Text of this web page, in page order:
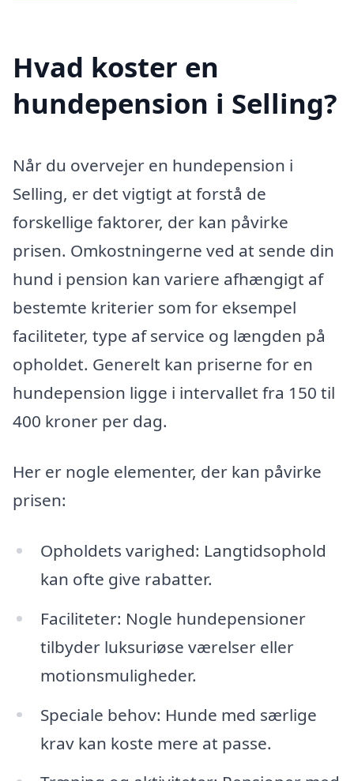
Hvad koster en
hundepension i Selling?
Når du overvejer en hundepension i
Selling, er det vigtigt at forstå de
forskellige faktorer, der kan påvirke
prisen. Omkostningerne ved at sende din
hund i pension kan variere afhængigt af
bestemte kriterier som for eksempel
faciliteter, type af service og længden på
opholdet. Generelt kan priserne for en
hundepension ligge i intervallet fra 150 til
400 kroner per dag.
Her er nogle elementer, der kan påvirke
prisen:
Opholdets varighed: Langtidsophold
kan ofte give rabatter.
Faciliteter: Nogle hundepensioner
tilbyder luksuriøse værelser eller
motionsmuligheder.
Speciale behov: Hunde med særlige
krav kan koste mere at passe.